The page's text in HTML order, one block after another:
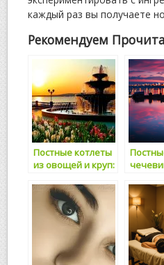
каждый раз вы получаете
Рекомендуем
Постные котлеты
из овощей и круп:
полезное
решение для
здорового
питания